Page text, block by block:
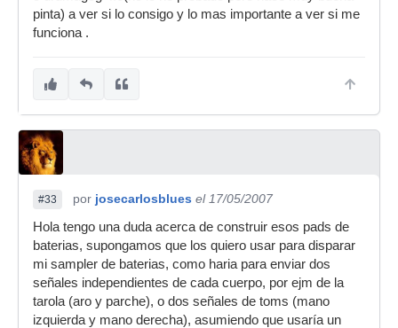
pinta) a ver si lo consigo y lo mas importante a ver si me
funciona .
#33 por josecarlosblues el 17/05/2007
Hola tengo una duda acerca de construir esos pads de
baterias, supongamos que los quiero usar para disparar
mi sampler de baterias, como haria para enviar dos
señales independientes de cada cuerpo, por ejm de la
tarola (aro y parche), o dos señales de toms (mano
izquierda y mano derecha), asumiendo que usaría un